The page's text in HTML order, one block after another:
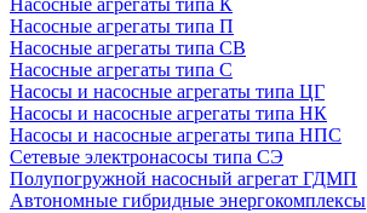
Насосные агрегаты типа К
Насосные агрегаты типа П
Насосные агрегаты типа СВ
Насосные агрегаты типа С
Насосы и насосные агрегаты типа ЦГ
Насосы и насосные агрегаты типа НК
Насосы и насосные агрегаты типа НПС
Сетевые электронасосы типа СЭ
Полупогружной насосный агрегат ГДМП
Автономные гибридные энергокомплексы